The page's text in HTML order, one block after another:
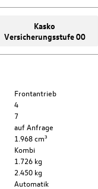
Kasko
Versicherungsstufe 00
Frontantrieb
4
7
auf Anfrage
1.968 cm³
Kombi
1.726 kg
2.450 kg
Automatik